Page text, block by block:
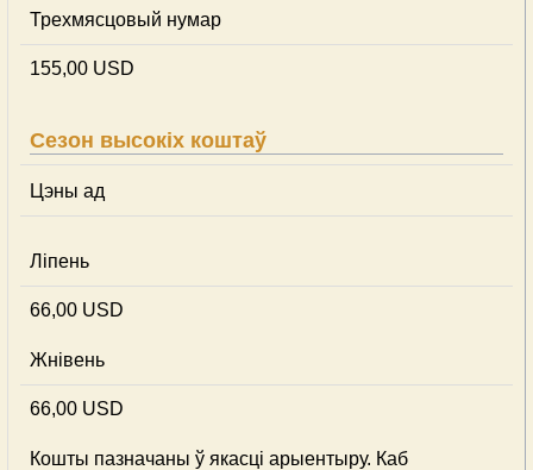
Трехмясцовый нумар
155,00 USD
Сезон высокіх коштаў
Цэны ад
Ліпень
66,00 USD
Жнівень
66,00 USD
Кошты пазначаны ў якасці арыентыру. Каб